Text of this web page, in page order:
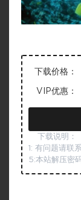
下载价格：
VIP优惠：
下载说明：
1: 有问题请联
5:本站解压密